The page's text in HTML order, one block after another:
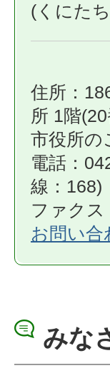
(くにた
住所：
所 1階
市役所の
電話：
線：168)
ファクス
お問い合
みな